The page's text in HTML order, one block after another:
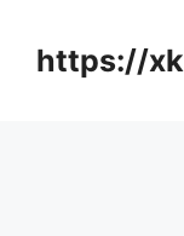
https://